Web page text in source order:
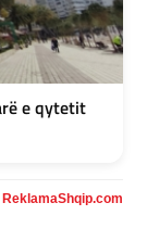
e qytetit
ReklamaShqip.com